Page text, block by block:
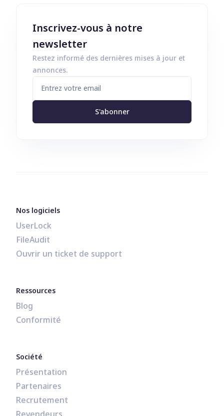
Inscrivez-vous à notre
newsletter
Restez informé des dernières mises à jour et
annonces.
S'abonner
Nos logiciels
UserLock
FileAudit
Ouvrir un ticket de support
Ressources
Blog
Conformité
Société
Présentation
Partenaires
Recrutement
Revendeurs